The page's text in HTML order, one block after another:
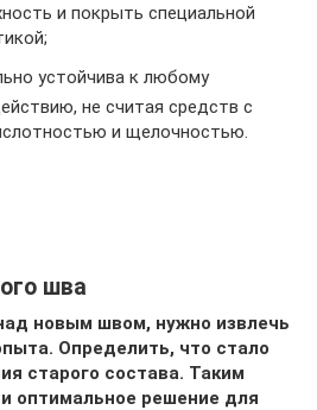
и покрыть специальной
устойчива к любому
не считая средств с
и щелочностью.
шва
новым швом, нужно извлечь
Определить, что стало
старого состава. Таким
оптимальное решение для